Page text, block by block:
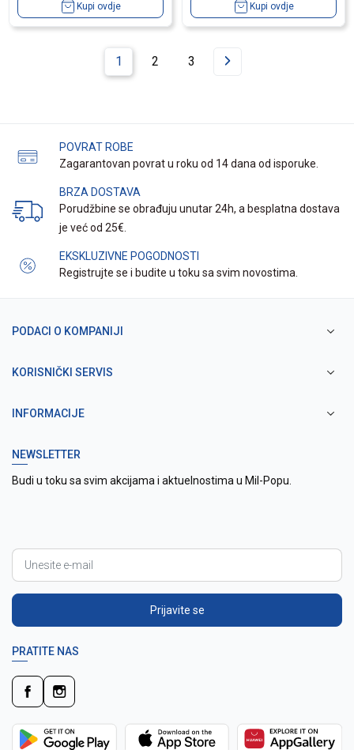
Kupi ovdje Kupi ovdje
1 2 3
POVRAT ROBE
Zagarantovan povrat u roku od 14 dana od isporuke.
BRZA DOSTAVA
Porudžbine se obrađuju unutar 24h, a besplatna dostava
je već od 25€.
EKSKLUZIVNE POGODNOSTI
Registrujte se i budite u toku sa svim novostima.
PODACI O KOMPANIJI
KORISNIČKI SERVIS
INFORMACIJE
NEWSLETTER
Budi u toku sa svim akcijama i aktuelnostima u Mil-Popu.
Prijavite se
PRATITE NAS